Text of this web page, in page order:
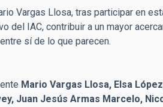
Vargas Llosa, tras participar en
del IAC, contribuir a un mayor
sí de lo que parecen.
Mario Vargas Llosa, Elsa
Juan Jesús Armas Marcelo,